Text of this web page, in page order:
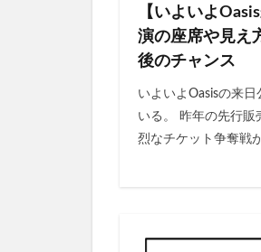
【いよいよ
演の座席や見え
後のチャンス
いよいよOasisの来
いる。 昨年の先行販
烈なチケット争奪戦